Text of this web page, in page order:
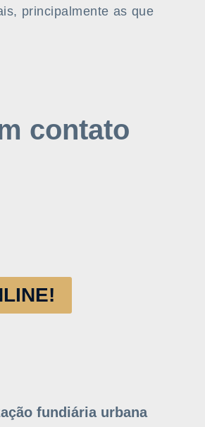
principalmente as que
contato
fundiária urbana